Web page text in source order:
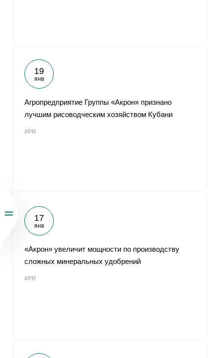
19
янв
Агропредприятие Группы «Акрон» признано
лучшим рисоводческим хозяйством Кубани
#PR
17
янв
«Акрон» увеличит мощности по производству
сложных минеральных удобрений
#PR